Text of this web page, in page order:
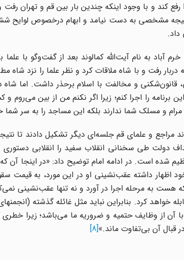
کند و با وجود اینکه چندین بار بین قم و تهران
نتیجه مشخصی به دست نیامد و ابهام درخصوص لوایح
داد.
آباد به نام آیت‌الله کمالوند بعد از گفت‌و‌گو با علما
رفت و با شاه ملاقات کرد و نظر علما را نزد
و مخالفت با اسلام برحذر داشت. اما شاه
برنامه را اجرا کنم؛ زیرا اگر نکنم من از بین
و مسلک شما ندارند بلکه این مساجد را به سر شما
مراجع و علمای قم جلسه‌ای دیگر تشکیل دادند تا
دولت طی سخنانی انقلاب سفید را انقلابی
شده است. در ادامه امام توضیح داد: «در اینجا
اظهار داشته عقب‌نشینی او در این مورد، به قیمت
هست به مرحله اجرا در آورد و نه تنها عقب‌نشینی
خواهد کرد. بنابراین نباید مثل غائله گذشته
آن از وظایف حتمیه و ضروریه ما می‌باشد؛ زیرا خطری
قبال آن بی‌تفاوت ماند.»[8]